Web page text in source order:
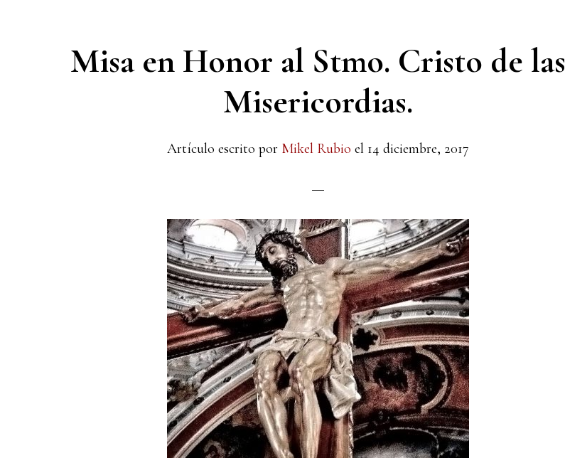
Misa en Honor al Stmo. Cristo de las
Misericordias.
Artículo escrito por Mikel Rubio el 14 diciembre, 2017